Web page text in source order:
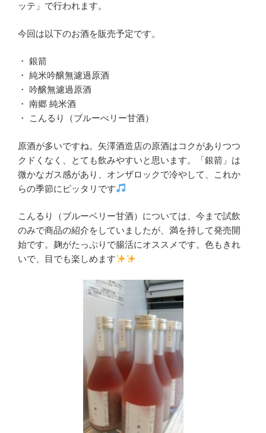
ッテ」で行われます。
今回は以下のお酒を販売予定です。
・ 銀箭
・ 純米吟醸無濾過原酒
・ 吟醸無濾過原酒
・ 南郷 純米酒
・ こんるり（ブルーべリー甘酒）
原酒が多いですね。矢澤酒造店の原酒はコクがありつつ
クドくなく、とても飲みやすいと思います。「銀箭」は
微かなガス感があり、オンザロックで冷やして、これか
らの季節にピッタリです
こんるり（ブルーベリー甘酒）については、今まで試飲
のみで商品の紹介をしていましたが、満を持して発売開
始です。麹がたっぷりで腸活にオススメです。色もきれ
いで、目でも楽しめます